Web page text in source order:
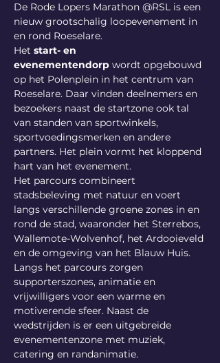
De Rode Lopers Marathon @RSL is een
nieuw grootschalig loopevenement in
en rond Roeselare.
Het start- en
evenementendorp wordt opgebouwd
op het Polenplein in het centrum van
Roeselare. Daar vinden deelnemers en
bezoekers naast de startzone ook tal
van standen van sportwinkels,
sportvoedingsmerken en andere
partners. Het plein vormt het kloppend
hart van het evenement.
Het parcours combineert
stadsbeleving met natuur en voert
langs verschillende groene zones in en
rond de stad, waaronder het Sterrebos,
Wallemote-Wolvenhof, het Ardooieveld
en de omgeving van het Blauw Huis.
Langs het parcours zorgen
supporterszones, animatie en
vrijwilligers voor een warme en
motiverende sfeer. Naast de
wedstrijden is er een uitgebreide
evenementenzone met muziek,
catering en randanimatie.